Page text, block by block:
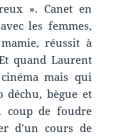
». Canet en
les femmes,
réussit à
quand Laurent
mais qui
bègue et
coup de foudre
d’un cours de